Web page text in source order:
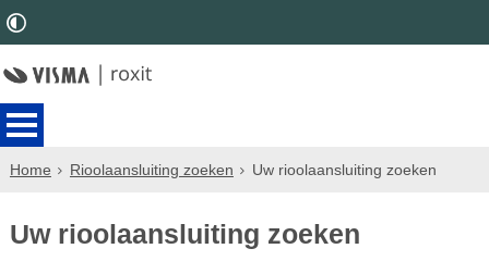
Home Rioolaansluiting zoeken Uw rioolaansluiting zoeken
Uw rioolaansluiting zoeken